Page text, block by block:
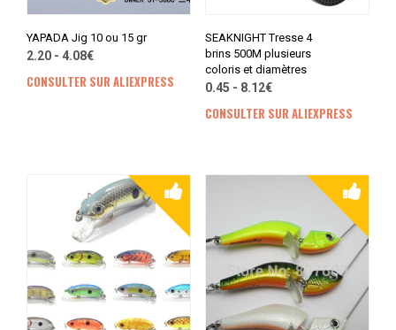
YAPADA Jig 10 ou 15 gr
2.20 - 4.08€
CONSULTER SUR ALIEXPRESS
SEAKNIGHT Tresse 4
brins 500M plusieurs
coloris et diamètres
0.45 - 8.12€
CONSULTER SUR ALIEXPRESS